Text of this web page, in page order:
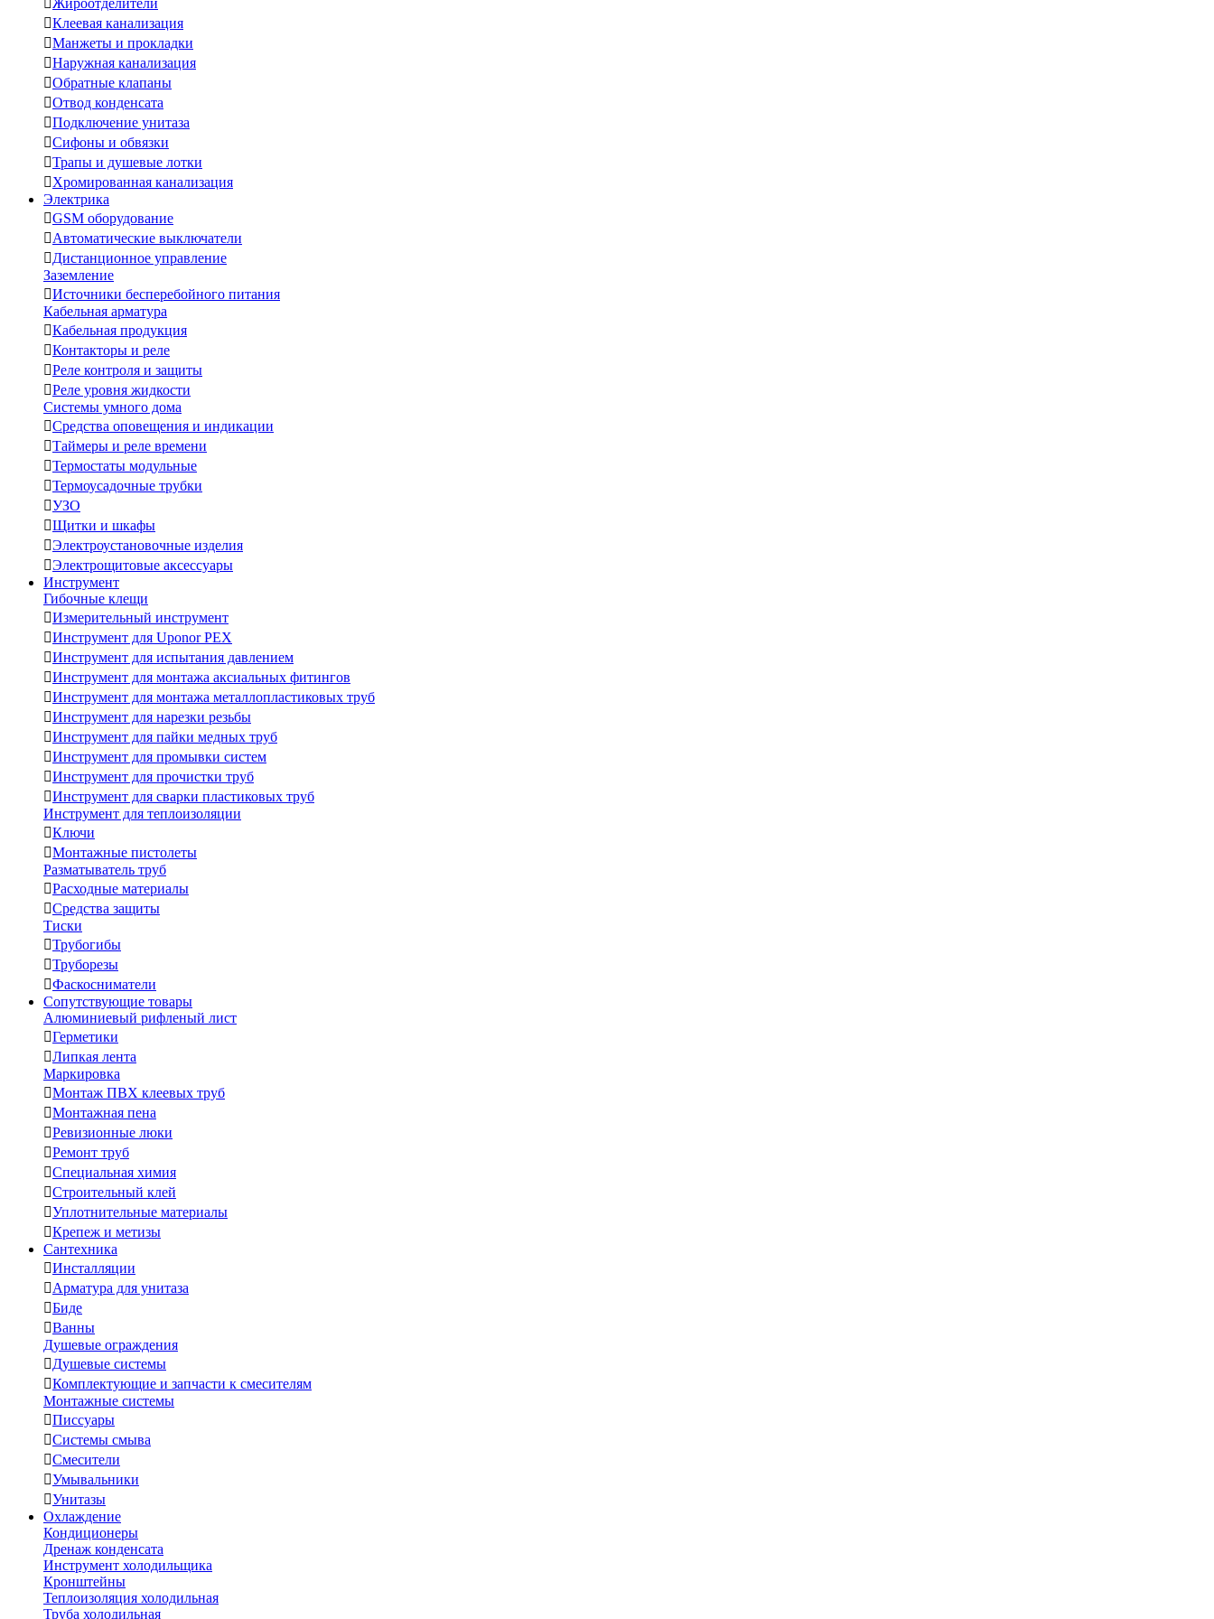
Жироотделители
Клеевая канализация
Манжеты и прокладки
Наружная канализация
Обратные клапаны
Отвод конденсата
Подключение унитаза
Сифоны и обвязки
Трапы и душевые лотки
Хромированная канализация
Электрика
GSM оборудование
Автоматические выключатели
Дистанционное управление
Заземление
Источники бесперебойного питания
Кабельная арматура
Кабельная продукция
Контакторы и реле
Реле контроля и защиты
Реле уровня жидкости
Системы умного дома
Средства оповещения и индикации
Таймеры и реле времени
Термостаты модульные
Термоусадочные трубки
УЗО
Щитки и шкафы
Электроустановочные изделия
Электрощитовые аксессуары
Инструмент
Гибочные клещи
Измерительный инструмент
Инструмент для Uponor PEX
Инструмент для испытания давлением
Инструмент для монтажа аксиальных фитингов
Инструмент для монтажа металлопластиковых труб
Инструмент для нарезки резьбы
Инструмент для пайки медных труб
Инструмент для промывки систем
Инструмент для прочистки труб
Инструмент для сварки пластиковых труб
Инструмент для теплоизоляции
Ключи
Монтажные пистолеты
Разматыватель труб
Расходные материалы
Средства защиты
Тиски
Трубогибы
Труборезы
Фаскосниматели
Сопутствующие товары
Алюминиевый рифленый лист
Герметики
Липкая лента
Маркировка
Монтаж ПВХ клеевых труб
Монтажная пена
Ревизионные люки
Ремонт труб
Специальная химия
Строительный клей
Уплотнительные материалы
Крепеж и метизы
Сантехника
Инсталляции
Арматура для унитаза
Биде
Ванны
Душевые ограждения
Душевые системы
Комплектующие и запчасти к смесителям
Монтажные системы
Писсуары
Системы смыва
Смесители
Умывальники
Унитазы
Охлаждение
Кондиционеры
Дренаж конденсата
Инструмент холодильщика
Кронштейны
Теплоизоляция холодильная
Труба холодильная